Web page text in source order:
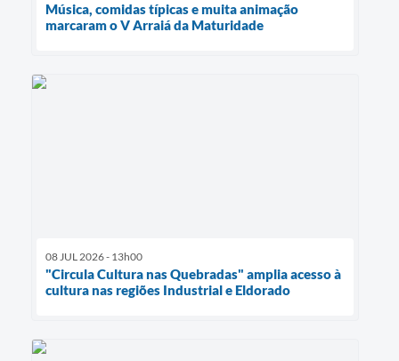
Música, comidas típicas e muita animação
marcaram o V Arraiá da Maturidade
08 JUL 2026 - 13h00
"Circula Cultura nas Quebradas" amplia acesso à
cultura nas regiões Industrial e Eldorado